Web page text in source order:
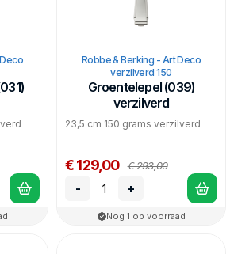
Robbe & Berking - Art Deco
verzilverd 150
Groentelepel (039)
verzilverd
23,5 cm 150 grams verzilverd
€ 129,00 € 293,00
- +
Nog 1 op voorraad